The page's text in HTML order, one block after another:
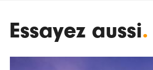
Essayez aussi.